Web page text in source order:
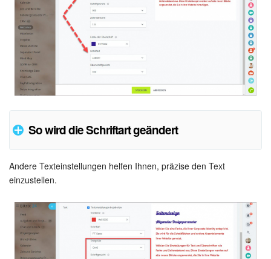
So wird die Schriftart geändert
So sehen die ausgewählten Schriften auf der Website.
Andere Texteinstellungen helfen Ihnen, präzise den Text
einzustellen.